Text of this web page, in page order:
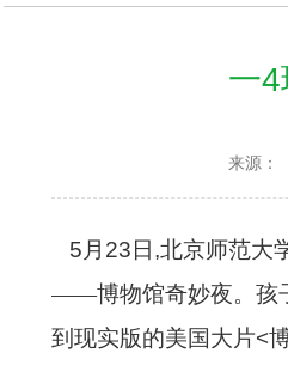
一
来源：
5 月 23 日 ,北京师范大
——博物馆奇妙夜。孩
到现实版的美国大片<